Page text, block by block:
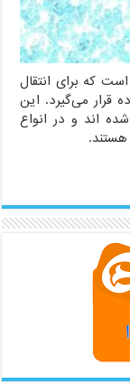
که برای انتقال
قرار می‌گیرد. این
اند و در انواع